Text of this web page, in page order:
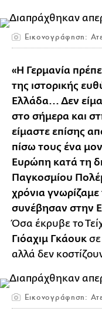
Εικονογράφηση:
«Η Γερμανία
της ιστορικής
Ελλάδα... Δεν
στο σήμερα και
είμαστε επίσης
πίσω τους ένα
Ευρώπη κατά τη
Παγκοσμίου
χρόνια
συνέβησαν στην
Όσα έκρυβε το
Γιόαχιμ Γκάουκ
αλλά δεν
Εικονογράφηση: